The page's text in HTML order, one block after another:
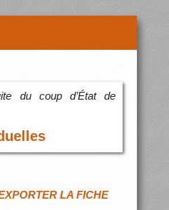
du coup d’État de
LA FICHE